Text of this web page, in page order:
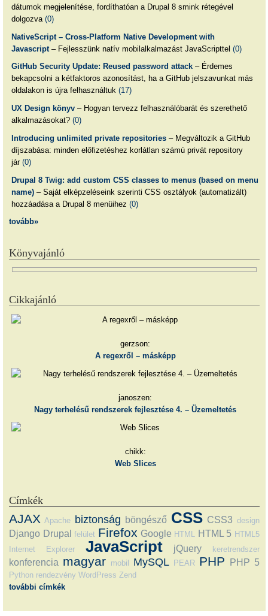
dátumok megjelenítése, fordíthatóan a Drupal 8 smink rétegével
dolgozva (0)
NativeScript – Cross-Platform Native Development with
Javascript– Fejlesszünk natív mobilalkalmazást JavaScripttel (0)
GitHub Security Update: Reused password attack– Érdemes
bekapcsolni a kétfaktoros azonosítást, ha a GitHub jelszavunkat más
oldalakon is újra felhasználtuk (17)
UX Design könyv– Hogyan tervezz felhasználóbarát és szerethető
alkalmazásokat? (0)
Introducing unlimited private repositories– Megváltozik a GitHub
díjszabása: minden előfizetéshez korlátlan számú privát repository
jár (0)
Drupal 8 Twig: add custom CSS classes to menus (based on menu
name)– Saját elképzeléseink szerinti CSS osztályok (automatizált)
hozzáadása a Drupal 8 menüihez (0)
tovább»
Könyvajánló
Cikkajánló
gerzson:
A regexről – másképp
janoszen:
Nagy terhelésű rendszerek fejlesztése 4. – Üzemeltetés
chikk:
Web Slices
Címkék
AJAX Apache biztonság böngésző CSS CSS3 design
Django Drupal felület Firefox Google HTML HTML 5 HTML5
Internet Explorer
JavaScript jQuery keretrendszer
konferencia magyar mobil MySQL PEAR PHP PHP 5
Python rendezvény WordPress Zend
további címkék